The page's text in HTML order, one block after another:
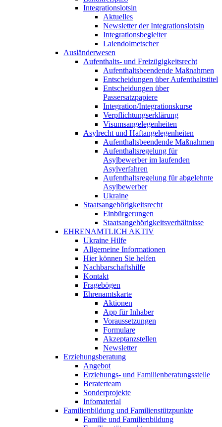
Integrationslotsin
Aktuelles
Newsletter der Integrationslotsin
Integrationsbegleiter
Laiendolmetscher
Ausländerwesen
Aufenthalts- und Freizügigkeitsrecht
Aufenthaltsbeendende Maßnahmen
Entscheidungen über Aufenthaltstitel
Entscheidungen über
Passersatzpapiere
Integration/Integrationskurse
Verpflichtungserklärung
Visumsangelegenheiten
Asylrecht und Haftangelegenheiten
Aufenthaltsbeendende Maßnahmen
Aufenthaltsregelung für
Asylbewerber im laufenden
Asylverfahren
Aufenthaltsregelung für abgelehnte
Asylbewerber
Ukraine
Staatsangehörigkeitsrecht
Einbürgerungen
Staatsangehörigkeitsverhältnisse
EHRENAMTLICH AKTIV
Ukraine Hilfe
Allgemeine Informationen
Hier können Sie helfen
Nachbarschaftshilfe
Kontakt
Fragebögen
Ehrenamtskarte
Aktionen
App für Inhaber
Voraussetzungen
Formulare
Akzeptanzstellen
Newsletter
Erziehungsberatung
Angebot
Erziehungs- und Familienberatungsstelle
Beraterteam
Sonderprojekte
Infomaterial
Familienbildung und Familienstützpunkte
Familie und Familienbildung